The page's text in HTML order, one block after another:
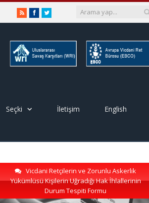
RSSFacebookTwitter
Seçki İletişim English
Vicdani Retçilerin ve Zorunlu Askerlik
Yükümlüsü Kişilerin Uğradığı Hak İhlallerinin
Durum Tespiti Formu